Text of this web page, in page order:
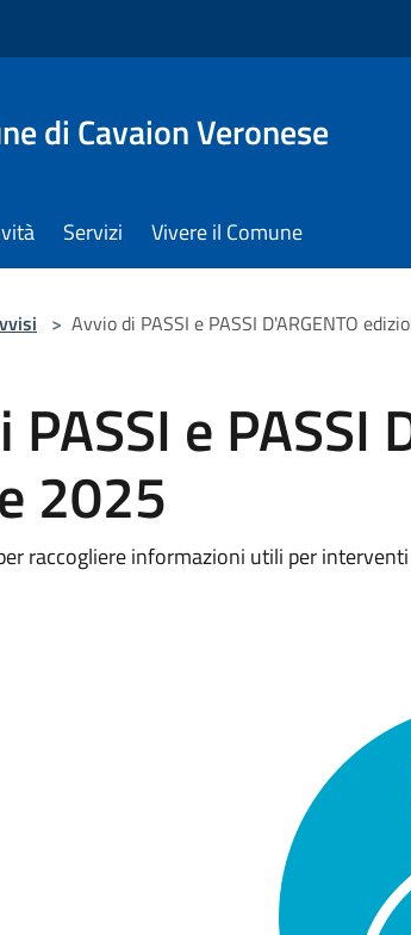
di Cavaion Veronese
Servizi Vivere il Comune
> Avvio di PASSI e PASSI D'ARGENTO
e PASSI
2025
raccogliere informazioni utili per